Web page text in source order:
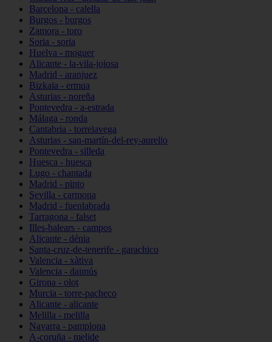
Barcelona - calella
Burgos - burgos
Zamora - toro
Soria - soria
Huelva - moguer
Alicante - la-vila-joiosa
Madrid - aranjuez
Bizkaia - ermua
Asturias - noreña
Pontevedra - a-estrada
Málaga - ronda
Cantabria - torrelavega
Asturias - san-martín-del-rey-aurelio
Pontevedra - silleda
Huesca - huesca
Lugo - chantada
Madrid - pinto
Sevilla - carmona
Madrid - fuenlabrada
Tarragona - falset
Illes-balears - campos
Alicante - dénia
Santa-cruz-de-tenerife - garachico
Valencia - xàtiva
Valencia - daimús
Girona - olot
Murcia - torre-pacheco
Alicante - alicante
Melilla - melilla
Navarra - pamplona
A-coruña - melide